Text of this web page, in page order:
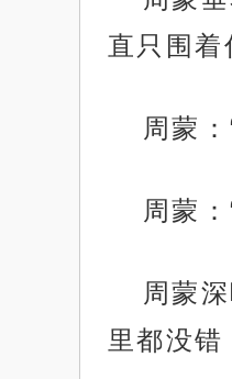
直只围着
周蒙
周蒙
周蒙
里都没错